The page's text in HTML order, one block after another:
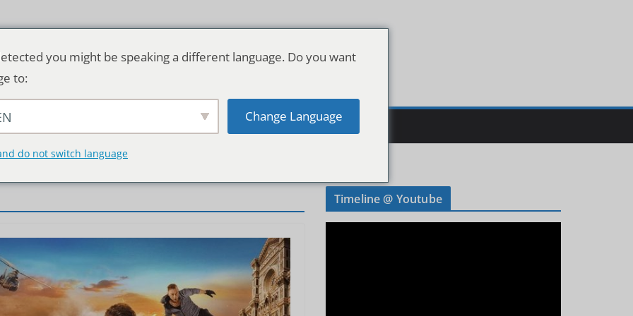
& WELT
Timeline @ Youtube
you might be speaking a different language. Do you want
to:
Change Language
do not switch language